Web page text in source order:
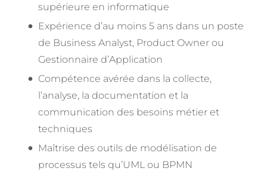
supérieure en informatique
Expérience d’au moins 5 ans dans un poste
de Business Analyst, Product Owner ou
Gestionnaire d’Application
Compétence avérée dans la collecte,
l’analyse, la documentation et la
communication des besoins métier et
techniques
Maîtrise des outils de modélisation de
processus tels qu’UML ou BPMN